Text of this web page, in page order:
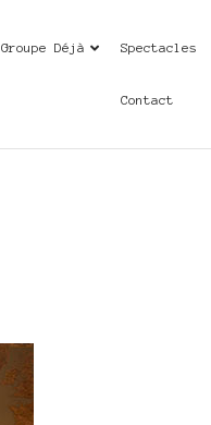
Groupe Déjà Spectacles
Contact